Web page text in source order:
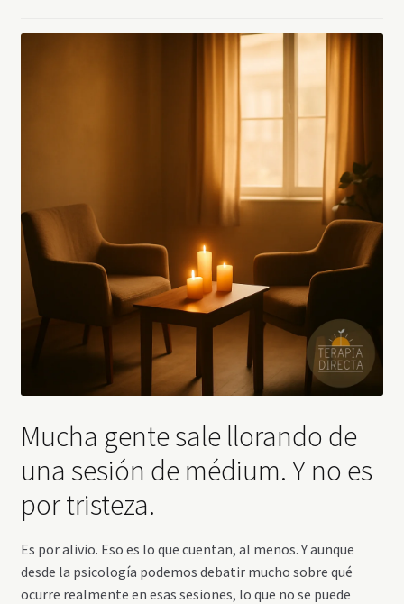
Mucha gente sale llorando de
una sesión de médium. Y no es
por tristeza.
Es por alivio. Eso es lo que cuentan, al menos. Y aunque
desde la psicología podemos debatir mucho sobre qué
ocurre realmente en esas sesiones, lo que no se puede